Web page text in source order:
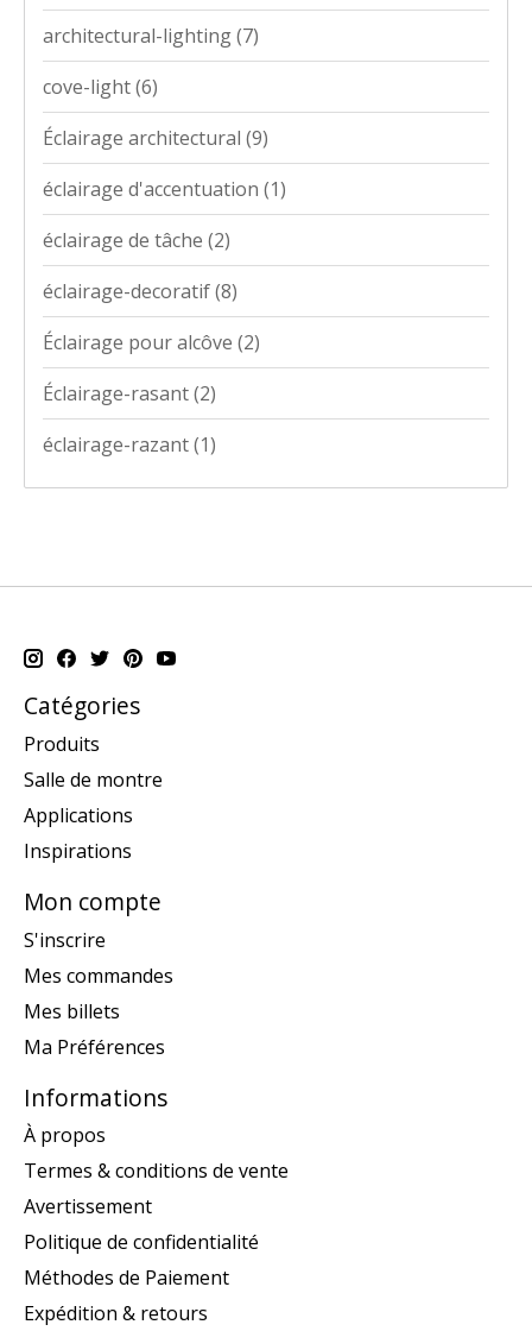
architectural-lighting(7)
cove-light(6)
Éclairage architectural (9)
éclairage d'accentuation (1)
éclairage de tâche (2)
éclairage-decoratif(8)
Éclairage pour alcôve (2)
Éclairage-rasant(2)
éclairage-razant(1)
Catégories
Produits
Salle de montre
Applications
Inspirations
Mon compte
S'inscrire
Mes commandes
Mes billets
Ma Préférences
Informations
À propos
Termes & conditions de vente
Avertissement
Politique de confidentialité
Méthodes de Paiement
Expédition & retours